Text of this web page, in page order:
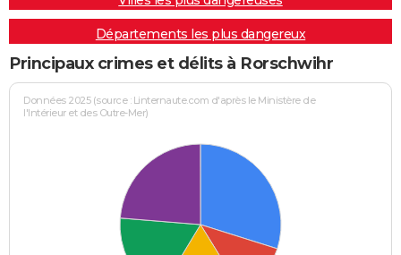
Départements les plus dangereux
Principaux crimes et délits à Rorschwihr
Données 2025 (source : Linternaute.com d'après le Ministère de
l'Intérieur et des Outre-Mer)